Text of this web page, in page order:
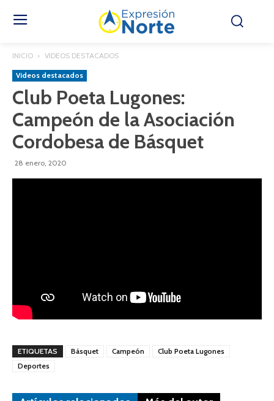
INICIO VIDEOS DESTACADOS
Videos destacados
Club Poeta Lugones:
Campeón de la Asociación
Cordobesa de Básquet
28 enero, 2020
ETIQUETAS Básquet Campeón
Club Poeta Lugones
Deportes